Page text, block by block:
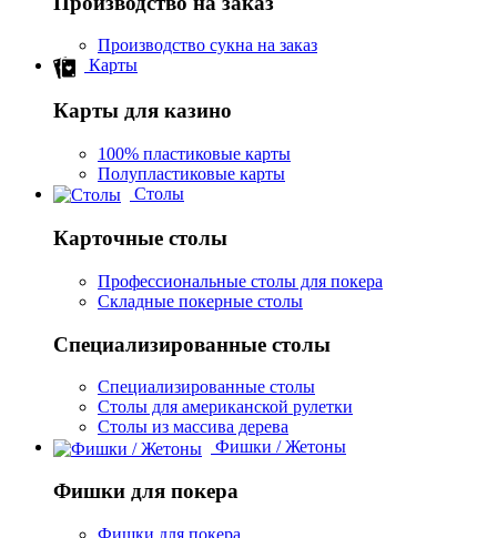
Производство сукна на заказ
Карты
Карты для казино
100% пластиковые карты
Полупластиковые карты
Столы
Карточные столы
Профессиональные столы для покера
Складные покерные столы
Специализированные столы
Специализированные столы
Столы для американской рулетки
Столы из массива дерева
Фишки / Жетоны
Фишки для покера